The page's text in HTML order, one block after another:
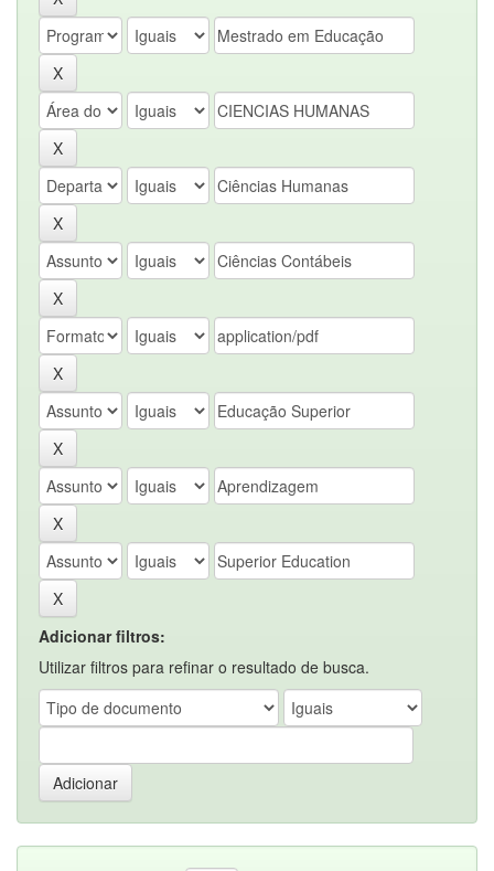
Adicionar filtros:
Utilizar filtros para refinar o resultado de busca.